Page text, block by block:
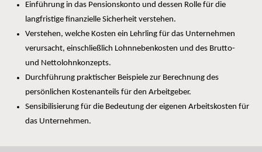
Einführung in das Pensionskonto und dessen Rolle für die
langfristige finanzielle Sicherheit verstehen.
Verstehen, welche Kosten ein Lehrling für das Unternehmen
verursacht, einschließlich Lohnnebenkosten und des Brutto-
und Nettolohnkonzepts.
Durchführung praktischer Beispiele zur Berechnung des
persönlichen Kostenanteils für den Arbeitgeber.
Sensibilisierung für die Bedeutung der eigenen Arbeitskosten für
das Unternehmen.